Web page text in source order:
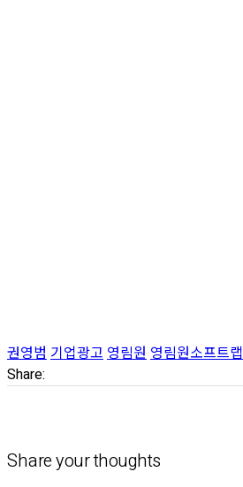
권영범 기업광고 영림원 영림원소프트랩
Share:
Share your thoughts